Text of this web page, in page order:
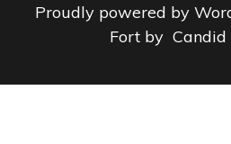
Proudly powered by
Fort by Candid